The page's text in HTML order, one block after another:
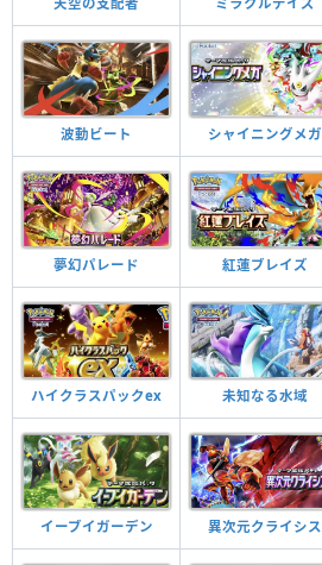
波動ビート シャイニングメガ
夢幻パレード 紅蓮ブレイズ
ハイクラスパックex 未知なる水域
イーブイガーデン 異次元クライシス